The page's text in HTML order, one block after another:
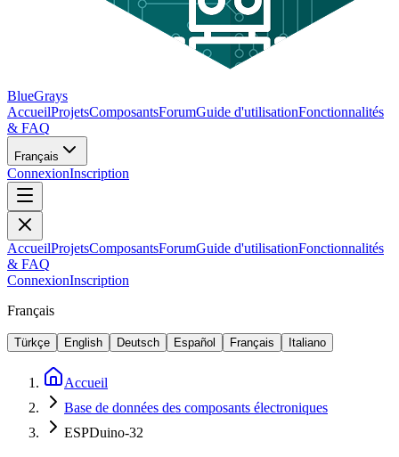
BlueGrays
AccueilProjetsComposantsForumGuide d'utilisationFonctionnalités
& FAQ
Français
ConnexionInscription
AccueilProjetsComposantsForumGuide d'utilisationFonctionnalités
& FAQ
ConnexionInscription
Français
Türkçe English Deutsch Español Français Italiano
Accueil
Base de données des composants électroniques
ESPDuino-32